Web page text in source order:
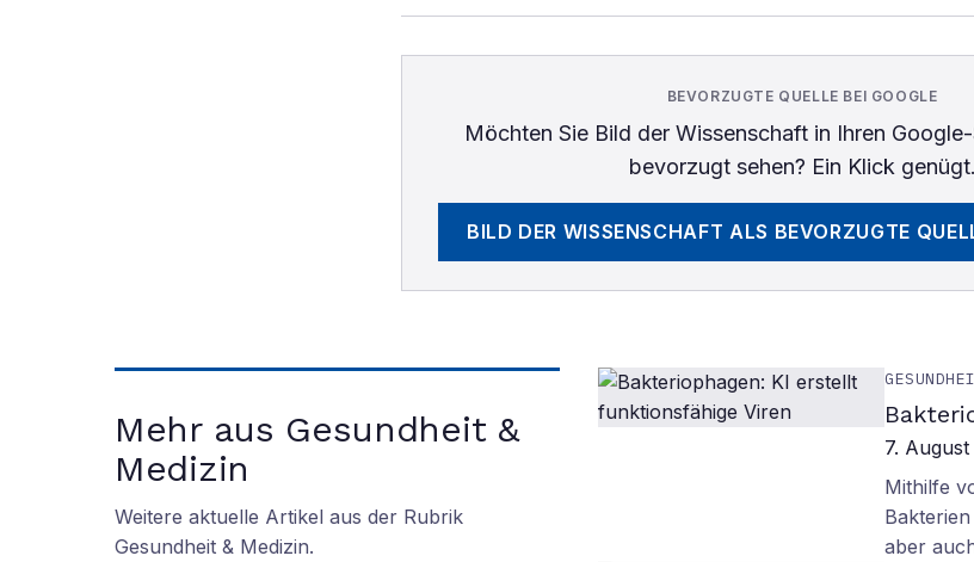
BEVORZUGTE QUELLE BEI GOOGLE
Möchten Sie Bild der Wissenschaftin Ihren
bevorzugt sehen? Ein Klick genügt.
BILD DER WISSENSCHAFT ALS BEVORZUGTE
Mehr aus Gesundheit &
Medizin
Weitere aktuelle Artikel aus der Rubrik
Gesundheit & Medizin.
7.
Mithilfe
aber